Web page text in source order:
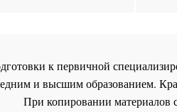
к первичной
и высшим образованием.
При копировании материалов